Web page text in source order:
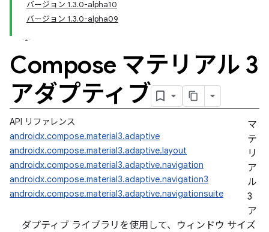
バージョン 1.3.0-alpha10
バージョン 1.3.0-alpha09
Compose マテリアル 3
アダプティブ
API リファレンス
androidx.compose.material3.adaptive
androidx.compose.material3.adaptive.layout
androidx.compose.material3.adaptive.navigation
androidx.compose.material3.adaptive.navigation3
androidx.compose.material3.adaptive.navigationsuite
マ
テ
リ
ア
ル
3
ア
ダプティブ ライブラリを使用して、ウィンドウ サイズ